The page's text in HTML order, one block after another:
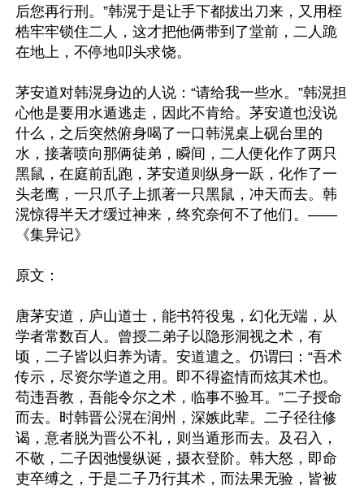
后您再行刑。”韩滉于是让手下都拔出刀来，又用桎
梏牢牢锁住二人，这才把他俩带到了堂前，二人跪
在地上，不停地叩头求饶。
茅安道对韩滉身边的人说：“请给我一些水。”韩滉担
心他是要用水遁逃走，因此不肯给。茅安道也没说
什么，之后突然俯身喝了一口韩滉桌上砚台里的
水，接著喷向那俩徒弟，瞬间，二人便化作了两只
黑鼠，在庭前乱跑，茅安道则纵身一跃，化作了一
头老鹰，一只爪子上抓著一只黑鼠，冲天而去。韩
滉惊得半天才缓过神来，终究奈何不了他们。——
《集异记》
原文：
唐茅安道，庐山道士，能书符役鬼，幻化无端，从
学者常数百人。曾授二弟子以隐形洞视之术，有
顷，二子皆以归养为请。安道遣之。仍谓曰：“吾术
传示，尽资尔学道之用。即不得盗情而炫其术也。
苟违吾教，吾能令尔之术，临事不验耳。”二子授命
而去。时韩晋公滉在润州，深嫉此辈。二子径往修
谒，意者脱为晋公不礼，则当遁形而去。及召入，
不敬，二子因弛慢纵诞，摄衣登阶。韩大怒，即命
吏卒缚之，于是二子乃行其术，而法果无验，皆被